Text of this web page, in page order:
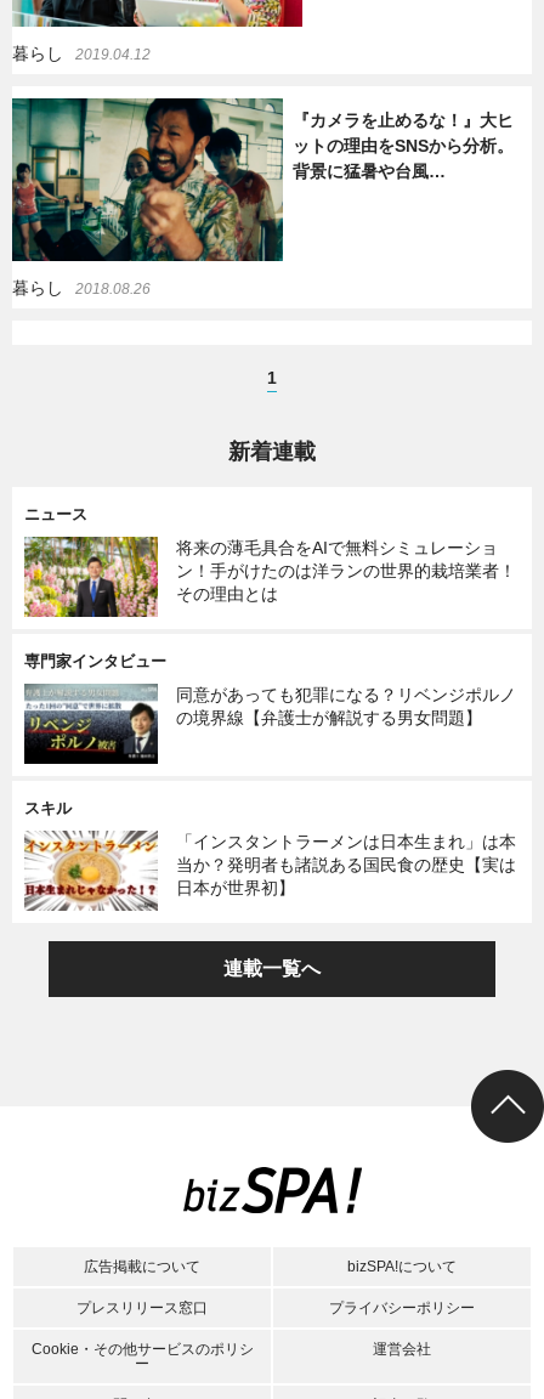
暮らし 2019.04.12
『カメラを止めるな！』大ヒ
ットの理由をSNSから分析。
背景に猛暑や台風…
暮らし 2018.08.26
1
新着連載
ニュース
将来の薄毛具合をAIで無料シミュレーショ
ン！手がけたのは洋ランの世界的栽培業者！
その理由とは
専門家インタビュー
同意があっても犯罪になる？リベンジポルノ
の境界線【弁護士が解説する男女問題】
スキル
「インスタントラーメンは日本生まれ」は本
当か？発明者も諸説ある国民食の歴史【実は
日本が世界初】
連載一覧へ
広告掲載について bizSPA!について
プレスリリース窓口 プライバシーポリシー
Cookie・その他サービスのポリシ
ー
運営会社